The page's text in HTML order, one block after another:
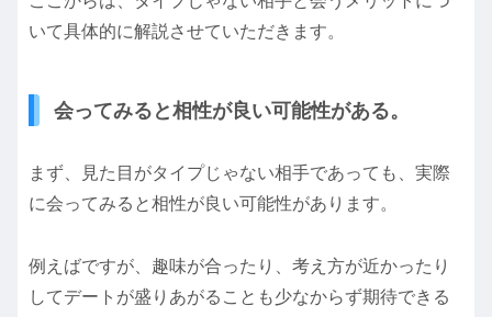
いて具体的に解説させていただきます。
会ってみると相性が良い可能性がある。
まず、見た目がタイプじゃない相手であっても、実際
に会ってみると相性が良い可能性があります。
例えばですが、趣味が合ったり、考え方が近かったり
してデートが盛りあがることも少なからず期待できる